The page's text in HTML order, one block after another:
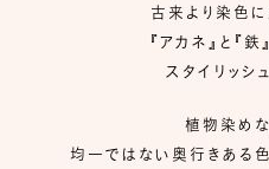
古来より染色に
『アカネ』と『鉄
スタイリッシ
植物染めな
均一ではない奥行きある色